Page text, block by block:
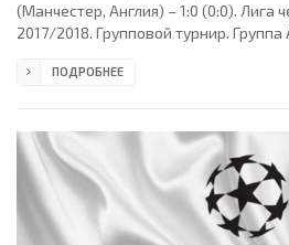
(Манчестер, Англия) – 1:0 (0:0). Лига
2017/2018. Групповой турнир. Группа
Санкт-Якоб Парк. 36000 зрителя (80
Манганелли (Италия). Резервный
Джаллатини (Италия).
Давиде Масса,
ПОДРОБНЕЕ